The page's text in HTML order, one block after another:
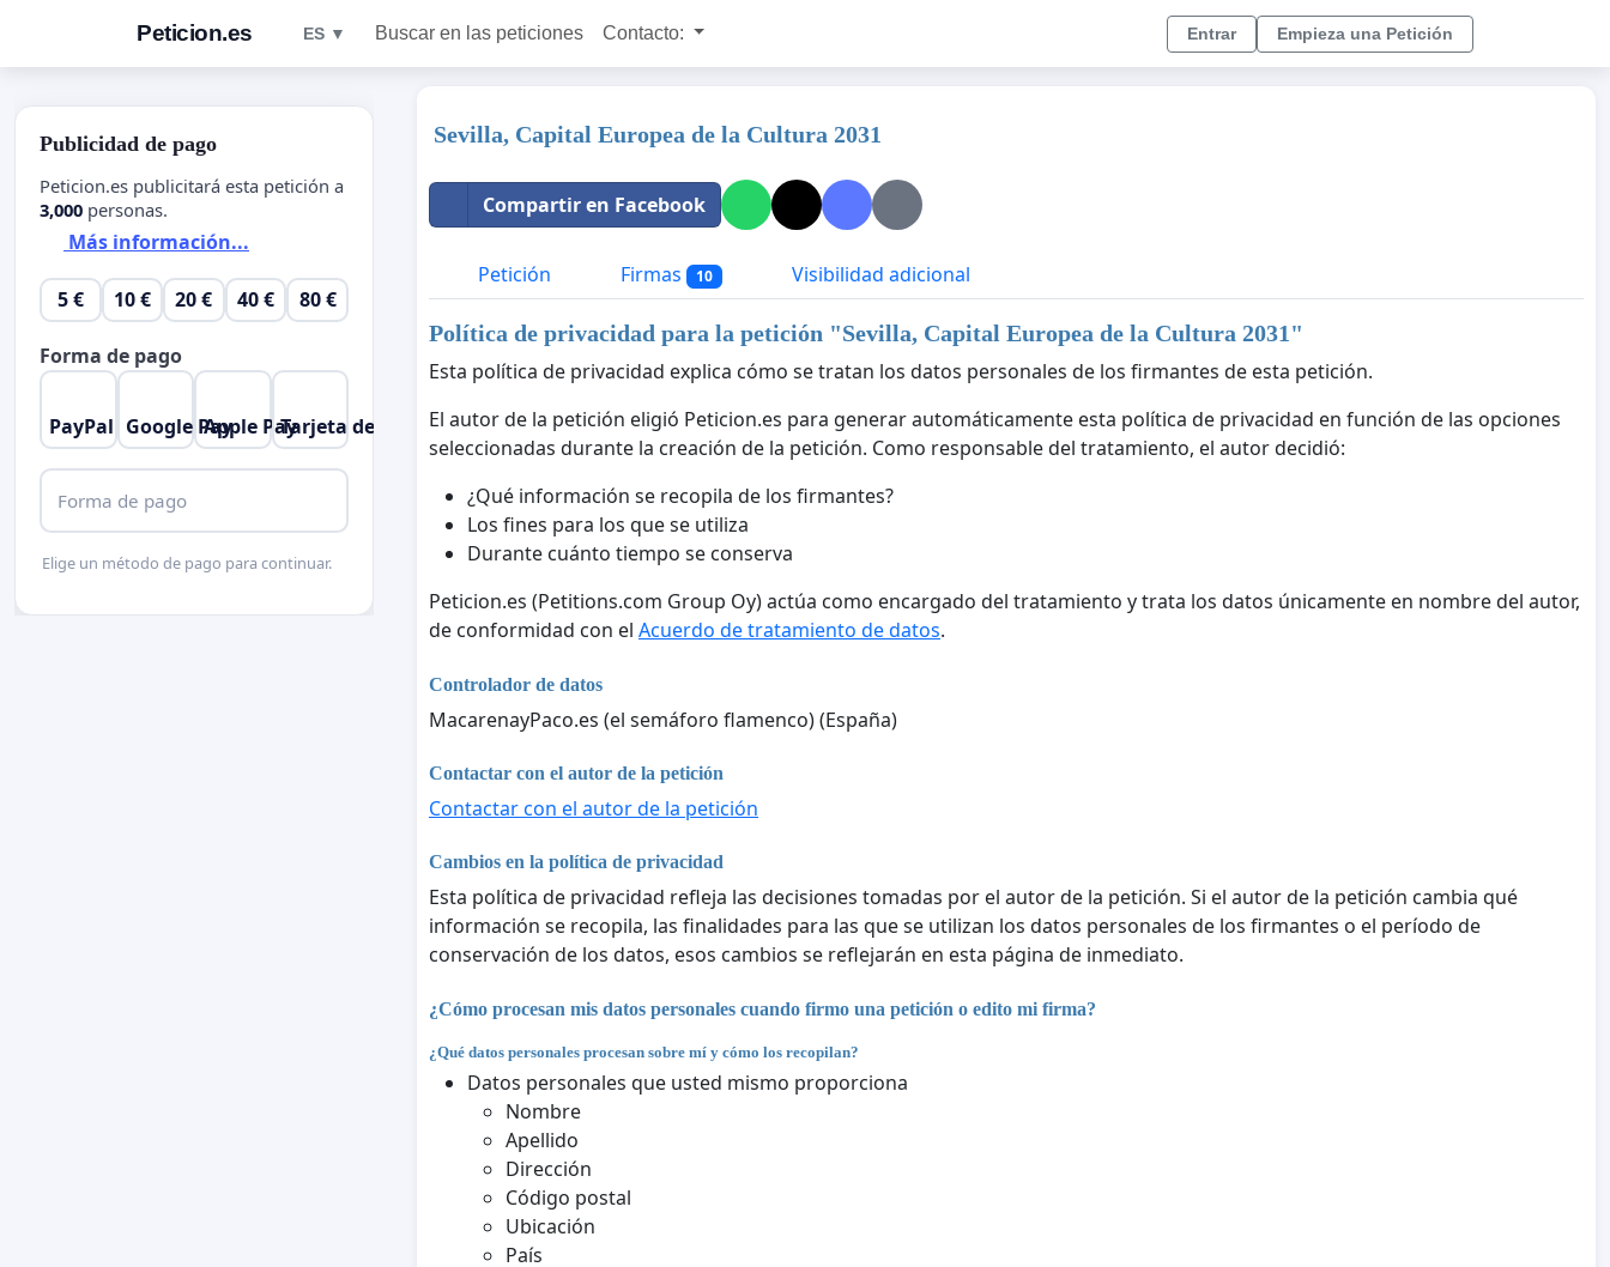
Peticion.es ES ▼ Buscar en las peticiones Contacto: Entrar Empieza una Petición
Sevilla, Capital Europea de la Cultura 2031
Compartir en Facebook
Petición Firmas 10 Visibilidad adicional
Política de privacidad para la petición "Sevilla, Capital Europea de la Cultura 2031 "
Esta política de privacidad explica cómo se tratan los datos personales de los firmantes de esta petición.
El autor de la petición eligió Peticion.es para generar automáticamente esta política de privacidad en función de las opciones
seleccionadas durante la creación de la petición. Como responsable del tratamiento, el autor decidió:
¿Qué información se recopila de los firmantes?
Los fines para los que se utiliza
Durante cuánto tiempo se conserva
Peticion.es (Petitions.com Group Oy) actúa como encargado del tratamiento y trata los datos únicamente en nombre del autor,
de conformidad con el Acuerdo de tratamiento de datos.
Controlador de datos
MacarenayPaco.es (el semáforo flamenco) (España)
Contactar con el autor de la petición
Contactar con el autor de la petición
Cambios en la política de privacidad
Esta política de privacidad refleja las decisiones tomadas por el autor de la petición. Si el autor de la petición cambia qué
información se recopila, las finalidades para las que se utilizan los datos personales de los firmantes o el período de
conservación de los datos, esos cambios se reflejarán en esta página de inmediato.
¿Cómo procesan mis datos personales cuando firmo una petición o edito mi firma?
¿Qué datos personales procesan sobre mí y cómo los recopilan?
Datos personales que usted mismo proporciona
Nombre
Apellido
Dirección
Código postal
Ubicación
País
Publicidad de pago
Peticion.es publicitará esta petición a
3,000 personas.
Más información...
5 € 10 € 20 € 40 € 80 €
Forma de pago
PayPal Google PayApple PayTarjeta de crédito
Forma de pago
Elige un método de pago para continuar.